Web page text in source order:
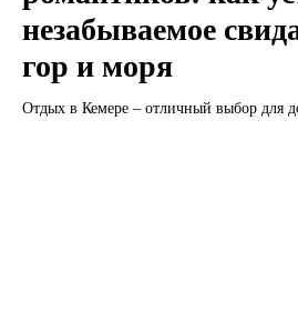
незабываемое
гор и моря
Отдых в Кемере – отличный выбор для